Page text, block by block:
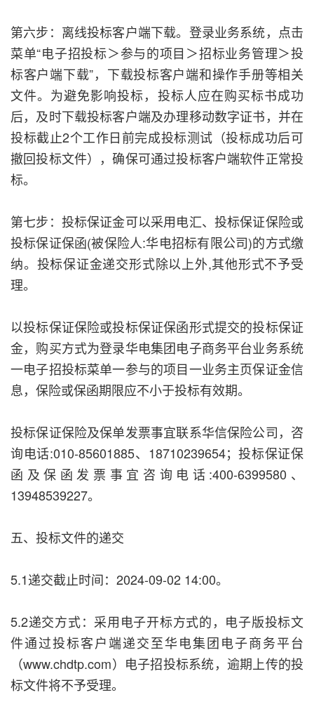
第六步：离线投标客户端下载。登录业务系统，点击
菜单“电子招投标＞参与的项目 ＞招标业务管理＞投
标客户端下载”，下载投标客户端和操作手册等相关
文件。为避免影响投标，投标人应在购买标书成功
后，及时下载投标客户端及办理移动数字证书，并在
投标截止2个工作日前完成投标测试（投标成功后可
撤回投标文件），确保可通过投标客户端软件正常投
标。
第七步：投标保证金可以采用电汇、投标保证保险或
投标保证保函(被保险人:华电招标有限公司)的方式缴
纳。投标保证金递交形式除以上外,其他形式不予受
理。
以投标保证保险或投标保证保函形式提交的投标保证
金，购买方式为登录华电集团电子商务平台业务系统
一电子招投标菜单一参与的项目一业务主页保证金信
息，保险或保函期限应不小于投标有效期。
投标保证保险及保单发票事宜联系华信保险公司，咨
询电话:010-85601885、18710239654；投标保证保
函及保函发票事宜咨询电话:400-6399580、
13948539227。
五、投标文件的递交
5.1递交截止时间：2024-09-02 14:00。
5.2递交方式：采用电子开标方式的，电子版投标文
件通过投标客户端递交至华电集团电子商务平台
（www.chdtp.com）电子招投标系统，逾期上传的投
标文件将不予受理。